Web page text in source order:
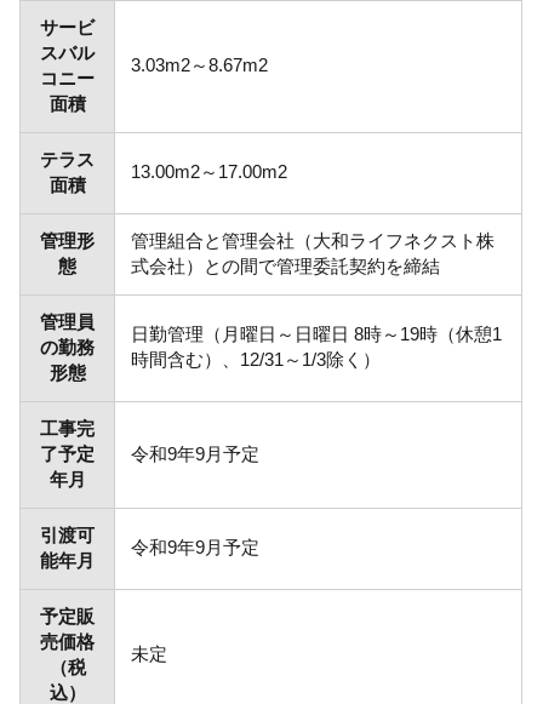
サービ
スバル
コニー
面積
3.03m2～8.67m2
テラス
面積
13.00m2～17.00m2
管理形
態
管理組合と管理会社（大和ライフネクスト株
式会社）との間で管理委託契約を締結
管理員
の勤務
形態
日勤管理（月曜日～日曜日 8時～19時（休憩1
時間含む）、12/31～1/3除く）
工事完
了予定
年月
令和9年9月予定
引渡可
能年月
令和9年9月予定
予定販
売価格
（税
込）
未定